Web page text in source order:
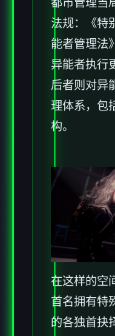
法规：《特
能者管理法
异能者执行
后者则对异
理体系，包
构。
在这样的空
首名拥有特
的各独首抉